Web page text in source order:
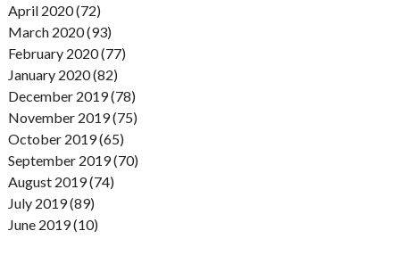
April 2020 (72)
March 2020 (93)
February 2020 (77)
January 2020 (82)
December 2019 (78)
November 2019 (75)
October 2019 (65)
September 2019 (70)
August 2019 (74)
July 2019 (89)
June 2019 (10)